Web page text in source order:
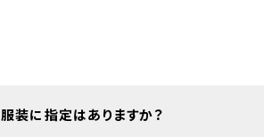
服装に指定はありますか？